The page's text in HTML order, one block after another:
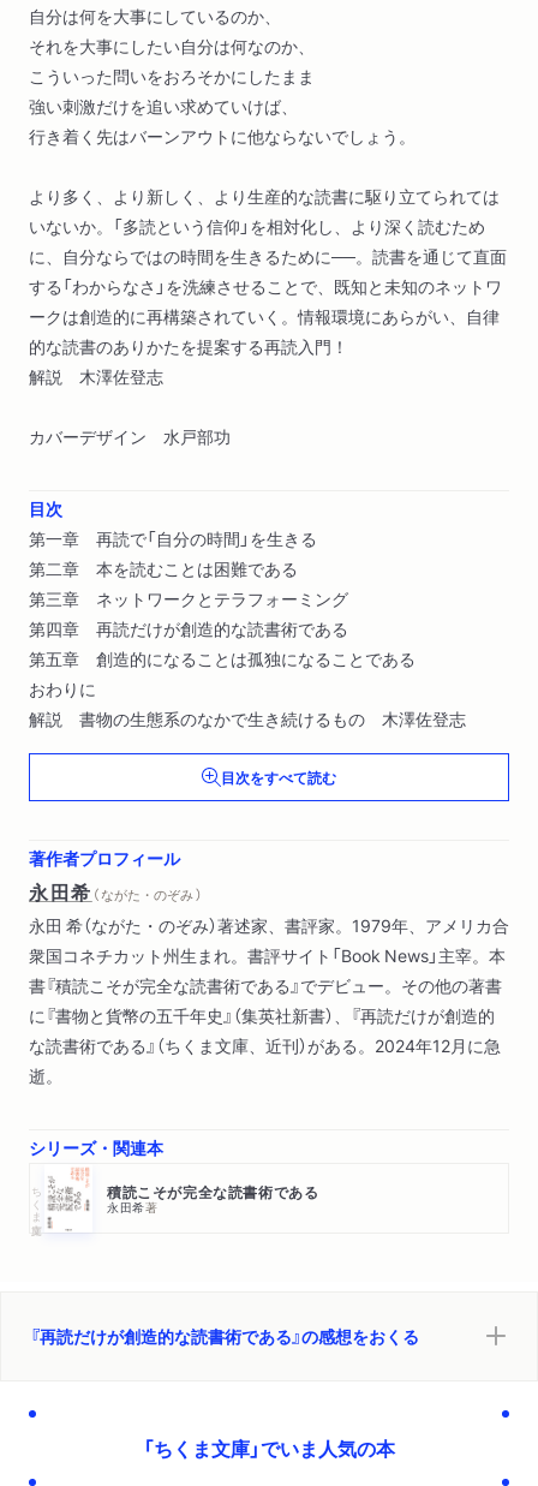
自分は何を大事にしているのか、
それを大事にしたい自分は何なのか、
こういった問いをおろそかにしたまま
強い刺激だけを追い求めていけば、
行き着く先はバーンアウトに他ならないでしょう。
より多く、より新しく、より生産的な読書に駆り立てられては
いないか。「多読という信仰」を相対化し、より深く読むため
に、自分ならではの時間を生きるために──。読書を通じて直面
する「わからなさ」を洗練させることで、既知と未知のネットワ
ークは創造的に再構築されていく。情報環境にあらがい、自律
的な読書のありかたを提案する再読入門！
解説 木澤佐登志
カバーデザイン 水戸部功
目次
第一章 再読で「自分の時間」を生きる
第二章 本を読むことは困難である
第三章 ネットワークとテラフォーミング
第四章 再読だけが創造的な読書術である
第五章 創造的になることは孤独になることである
おわりに
解説 書物の生態系のなかで生き続けるもの 木澤佐登志
目次をすべて読む
著作者プロフィール
永田希 （ ながた・のぞみ ）
永田 希（ながた・のぞみ）著述家、書評家。1979年、アメリカ合
衆国コネチカット州生まれ。書評サイト「Book News」主宰。本
書『積読こそが完全な読書術である』でデビュー。その他の著書
に『書物と貨幣の五千年史』（集英社新書）、『再読だけが創造的
な読書術である』（ちくま文庫、近刊）がある。2024年12月に急
逝。
シリーズ・関連本
ちくま文庫 積読こそが完全な読書術である
永田希著
『再読だけが創造的な読書術である』の感想をおくる
「ちくま文庫」でいま人気の本